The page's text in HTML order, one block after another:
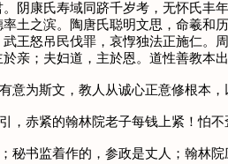
阴康氏寿域同跻千岁考，无怀氏
土之滨。陶唐氏聪明文思，命羲
王怒吊民伐罪，哀惸独法正施仁
亲；夫妇道，主於恩。道性善教本
为斯文，教人从诚心正意修根本
赤紧的翰林院老子每钱上紧！怕
书监着作的，参政是丈人；翰林